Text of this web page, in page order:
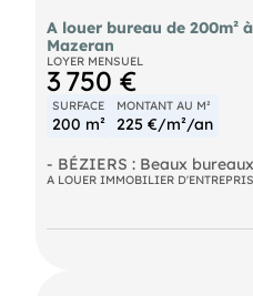
A louer bureau de 200m²
Mazeran
LOYER MENSUEL
3 750 €
SURFACE
200 m²
MONTANT AU M²
225 €/m²/an
- BÉZIERS : Beaux bureaux dans un immeuble de
standing neuf (2020) sur le
Au RDC d'un ensemble
cet ensemble de 200 m²
A LOUER IMMOBILIER